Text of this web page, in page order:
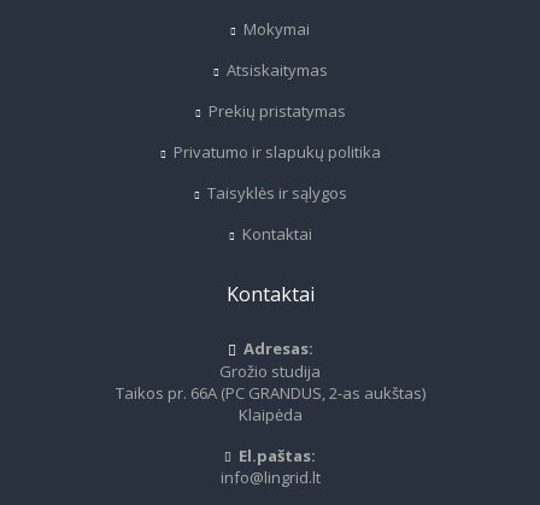
Mokymai
Atsiskaitymas
Prekių pristatymas
Privatumo ir slapukų politika
Taisyklės ir sąlygos
Kontaktai
Kontaktai
Adresas:
Grožio studija
Taikos pr. 66A (PC GRANDUS, 2-as aukštas)
Klaipėda
El.paštas:
info@lingrid.lt